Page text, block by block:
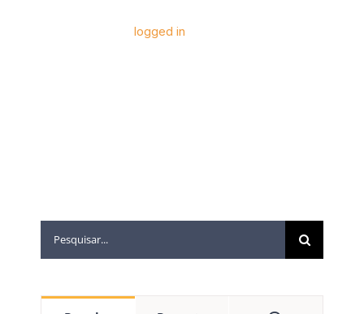
logged in